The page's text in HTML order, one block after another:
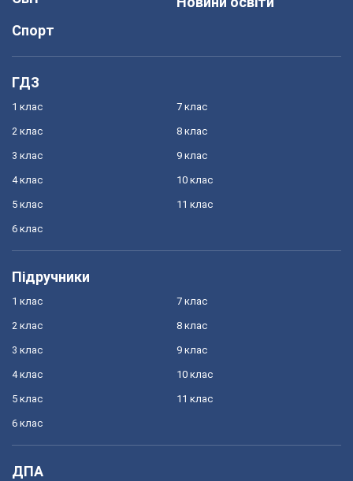
Спорт
ГДЗ
1 клас
2 клас
3 клас
4 клас
5 клас
6 клас
7 клас
8 клас
9 клас
10 клас
11 клас
Підручники
1 клас
2 клас
3 клас
4 клас
5 клас
6 клас
7 клас
8 клас
9 клас
10 клас
11 клас
ДПА